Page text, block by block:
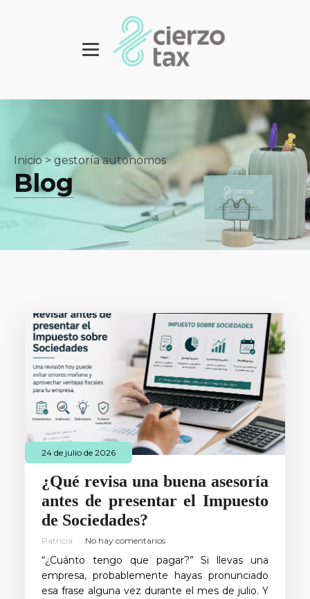
Inicio> gestoría autonomos
Blog
24 de julio de 2026
¿Qué revisa una buena asesoría
antes de presentar el Impuesto
de Sociedades?
Patricia No hay comentarios
“¿Cuánto tengo que pagar?” Si llevas una
empresa, probablemente hayas pronunciado
esa frase alguna vez durante el mes de julio. Y